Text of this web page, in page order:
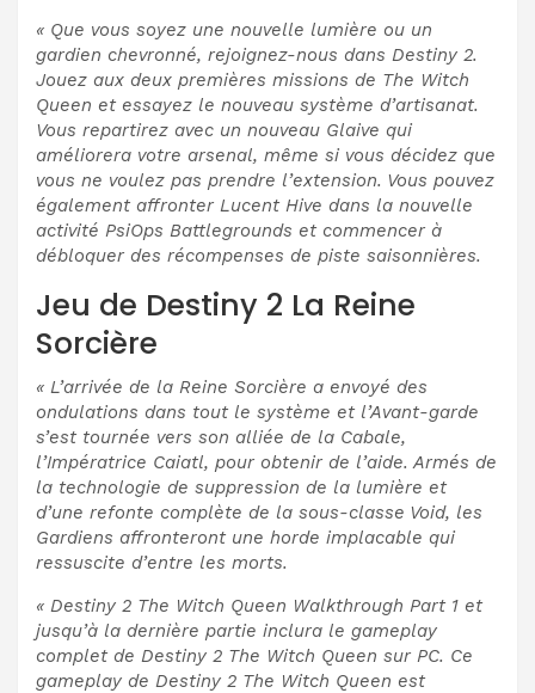
« Que vous soyez une nouvelle lumière ou un
gardien chevronné, rejoignez-nous dans Destiny 2.
Jouez aux deux premières missions de The Witch
Queen et essayez le nouveau système d’artisanat.
Vous repartirez avec un nouveau Glaive qui
améliorera votre arsenal, même si vous décidez que
vous ne voulez pas prendre l’extension. Vous pouvez
également affronter Lucent Hive dans la nouvelle
activité PsiOps Battlegrounds et commencer à
débloquer des récompenses de piste saisonnières.
Jeu de Destiny 2 La Reine
Sorcière
« L’arrivée de la Reine Sorcière a envoyé des
ondulations dans tout le système et l’Avant-garde
s’est tournée vers son alliée de la Cabale,
l’Impératrice Caiatl, pour obtenir de l’aide. Armés de
la technologie de suppression de la lumière et
d’une refonte complète de la sous-classe Void, les
Gardiens affronteront une horde implacable qui
ressuscite d’entre les morts.
« Destiny 2 The Witch Queen Walkthrough Part 1 et
jusqu’à la dernière partie inclura le gameplay
complet de Destiny 2 The Witch Queen sur PC. Ce
gameplay de Destiny 2 The Witch Queen est